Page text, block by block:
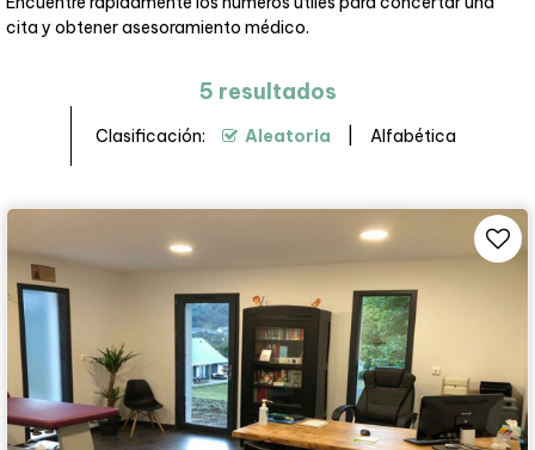
cita y obtener asesoramiento médico.
5 resultados
Clasificación: Aleatoria Alfabética